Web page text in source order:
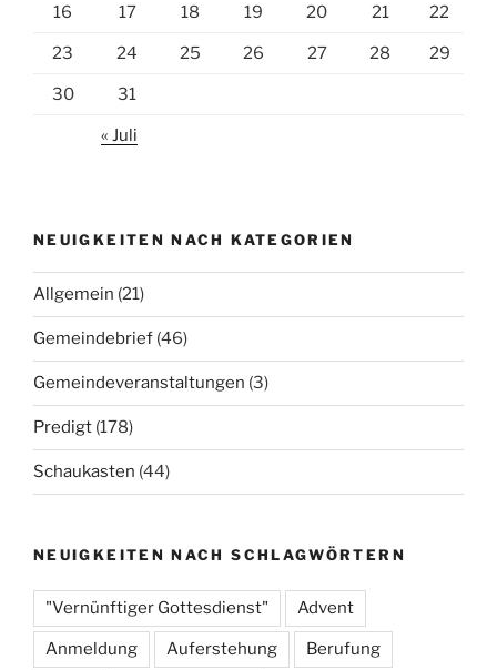
16 17 18 19 20 21 22
23 24 25 26 27 28 29
30 31
« Juli
NEUIGKEITEN NACH KATEGORIEN
Allgemein (21)
Gemeindebrief (46)
Gemeindeveranstaltungen (3)
Predigt (178)
Schaukasten (44)
NEUIGKEITEN NACH SCHLAGWÖRTERN
"Vernünftiger Gottesdienst" Advent
Anmeldung Auferstehung Berufung